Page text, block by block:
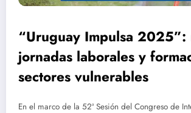
“Uruguay Impulsa 2025”:
jornadas laborales y
sectores vulnerables
En el marco de la 52ª Sesión del Congreso de